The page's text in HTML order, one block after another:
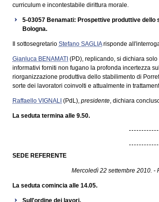
curriculum e incontestabile dirittura morale.
5-03057 Benamati: Prospettive produttive dello
Bologna.
Il sottosegretario Stefano SAGLIArisponde
Gianluca BENAMATI (PD), replicando, si dichiara
informativi forniti non fugano la profonda incertezza
riorganizzazione produttiva dello stabilimento di
sorte dei lavoratori coinvolti e attualmente in
Raffaello VIGNALI (PdL), presidente, dichiara
La seduta termina alle 9.50.
SEDE REFERENTE
Mercoledì 22 settembre 2010. -
La seduta comincia alle 14.05.
Sull'ordine dei lavori.